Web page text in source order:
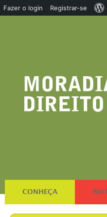
CONHEÇA
Fazer o login Registrar-se